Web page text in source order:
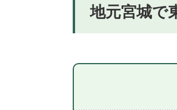
地元宮城で